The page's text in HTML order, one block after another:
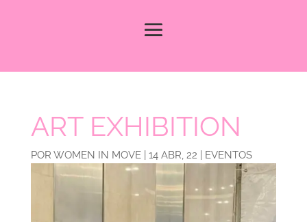
ART EXHIBITION
POR WOMEN IN MOVE| 14 ABR, 22 EVENTOS